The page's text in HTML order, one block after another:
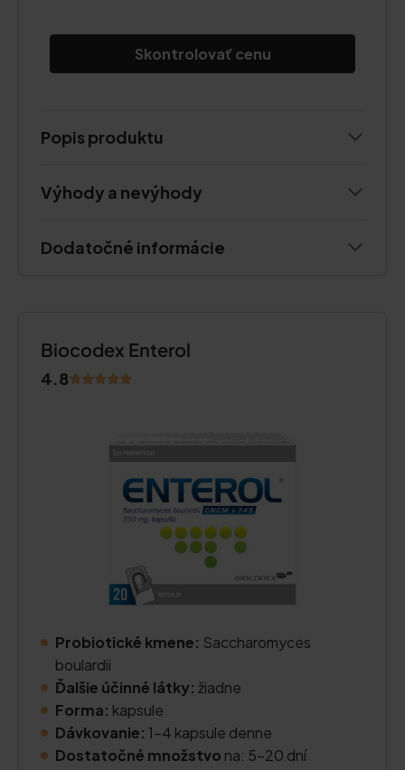
Skontrolovať cenu
Popis produktu
Výhody a nevýhody
Dodatočné informácie
Biocodex Enterol
4.8
Probiotické kmene: Saccharomyces
boulardii
Ďalšie účinné látky: žiadne
Forma: kapsule
Dávkovanie: 1-4 kapsule denne
Dostatočné množstvo na: 5-20 dní